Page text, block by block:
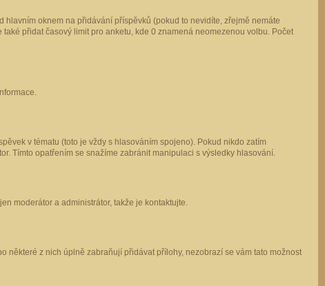
hlavním oknem na přidávání příspěvků (pokud to nevidíte, zřejmě nemáte
také přidat časový limit pro anketu, kde 0 znamená neomezenou volbu. Počet
v tématu (toto je vždy s hlasováním spojeno). Pokud nikdo zatím
Tímto opatřením se snažíme zabránit manipulaci s výsledky hlasování.
moderátor a administrátor, takže je kontaktujte.
některé z nich úplně zabraňují přidávat přílohy, nezobrazí se vám tato možnost